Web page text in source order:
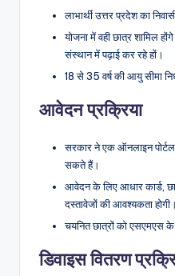
लाभार्थी उत्तर प्रदेश का
योजना में वही छात्र शामिल
संस्थान में पढ़ाई कर रहे हों।
18 से 35 वर्ष की आयु सीमा
आवेदन प्रक्रिया
सरकार ने एक ऑनलाइन
सकते हैं।
आवेदन के लिए आधार कार्ड,
दस्तावेजों की आवश्यकता होगी।
चयनित छात्रों को एसएमएस के
डिवाइस वितरण